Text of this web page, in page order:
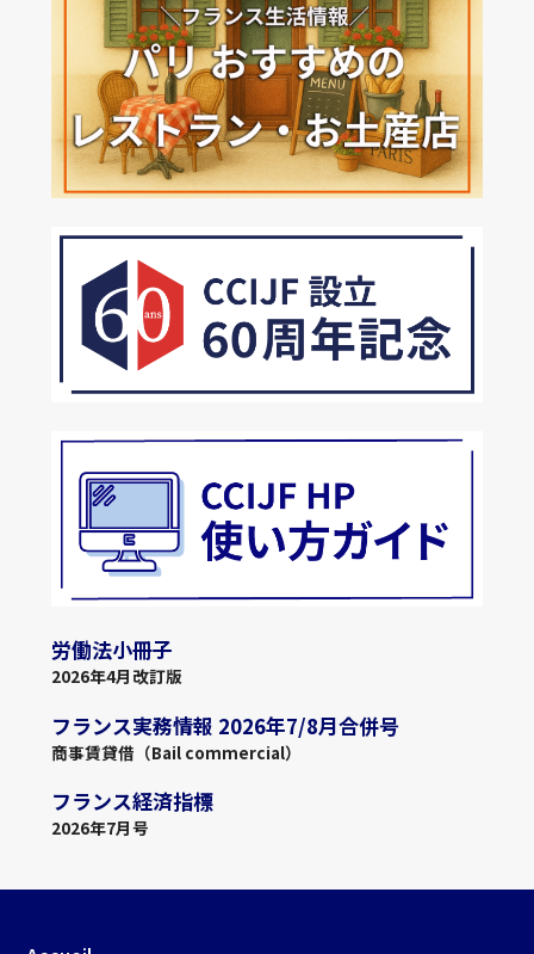
労働法小冊子
2026年4月改訂版
フランス実務情報 2026年7/8月合併号
商事賃貸借（Bail commercial）
フランス経済指標
2026年7月号